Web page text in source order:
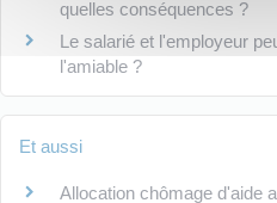
quelles conséquences ?
Le salarié et l'employeur
l'amiable ?
Et aussi
Allocation chômage d'aide